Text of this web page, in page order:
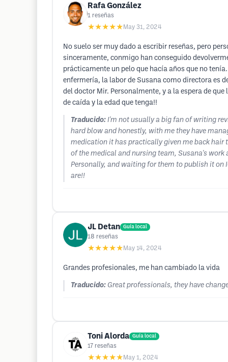
Rafa González
1 reseñas
★★★★★ May 31, 2024
No suelo ser muy dado a escribir reseñas, pero
sinceramente, conmigo han conseguido
prácticamente un pelo que hacía años que no
enfermería, la labor de Susana como directora es
del doctor Mir. Personalmente, y a la espera de
de caída y la edad que tenga!!
Traducido: I'm not usually a big fan of writing
hard blow and honestly, with me they have
medication it has practically given me back hair
of the medical and nursing team, Susana's work
Personally, and waiting for them to publish it on
are!!
JL Detan Guía local
18 reseñas
★★★★★ May 14, 2024
Grandes profesionales, me han cambiado la vida
Traducido: Great professionals, they have
Toni Alorda Guía local
17 reseñas
★★★★★ May 1, 2024